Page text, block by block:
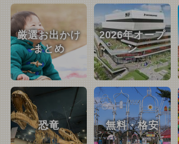
厳選お出かけ
まとめ
2026年オープ
ン
恐竜 無料・格安